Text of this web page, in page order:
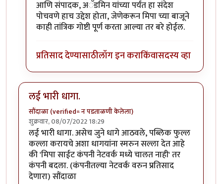
आणि संपादक, अॅडमिन यांच्या पर्यंत हा संदेश
पोचवणे हाच उद्देश होता, जेणेकरून मिपा च्या बाजूने
काही तांत्रिक गोष्टी पूर्ण करता आल्या तर बरे होईल.
प्रतिसाद देण्यासाठीलॉग इन कराकिंवासदस्य व्हा
लई भारी धागा.
सौंदाळा (verified= न पडताळणी केलेला)
शुक्रवार, 08/07/2022 18:29
लई भारी धागा. असेच जुने धागे आठवले, पब्लिक फुल्ल
कल्ला करायचे अशा धागयांना स्मरुन सल्ला देत आहे
की 'मिपा साईट कंपनी नेटवर्क मध्ये चालत नाही' तर
कंपनी बदला. (कंपनीतल्या नेटवर्क वरुन प्रतिसाद
देणारा) सौंदाळा